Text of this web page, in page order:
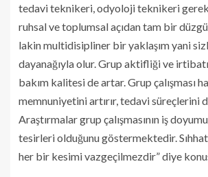
tedavi teknikeri, odyoloji teknikeri
ruhsal ve toplumsal açıdan tam bir
lakin multidisipliner bir yaklaşım yani
dayanağıyla olur. Grup aktifliği ve
bakım kalitesi de artar. Grup çalışması
memnuniyetini artırır, tedavi süreçlerini
Araştırmalar grup çalışmasının iş
tesirleri olduğunu göstermektedir.
her bir kesimi vazgeçilmezdir” diye